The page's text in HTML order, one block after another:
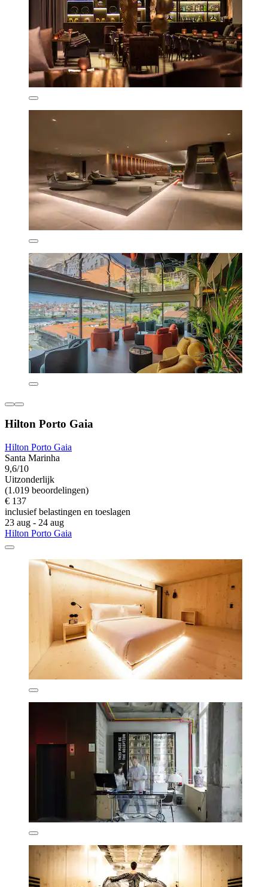
Hilton Porto Gaia
Hilton Porto Gaia
Santa Marinha
9,6/10
Uitzonderlijk
(1.019 beoordelingen)
€ 137
inclusief belastingen en toeslagen
23 aug - 24 aug
Hilton Porto Gaia